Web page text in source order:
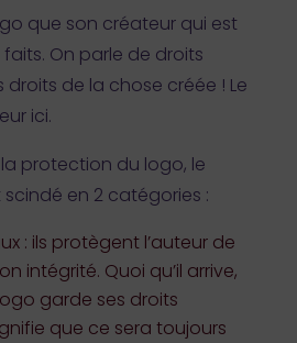
que son créateur qui est
On parle de droits
droits de la chose créée ! Le
ici.
protection du logo, le
en 2 catégories :
: ils protègent l’auteur de
intégrité. Quoi qu’il arrive,
garde ses droits
que ce sera toujours